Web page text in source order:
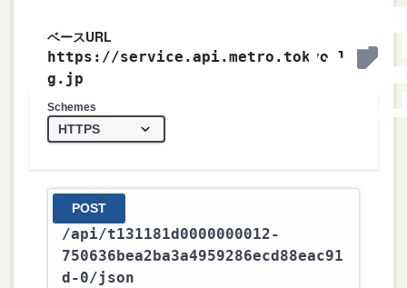
ベースURL
https://service.api.metro.tokyo.l
g.jp
Schemes
POST
/api/t131181d0000000012-
750636bea2ba3a4959286ecd88eac91
d-0/json